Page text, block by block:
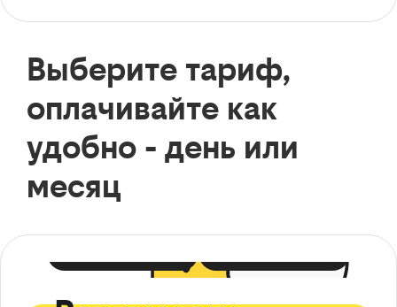
Выберите тариф,
оплачивайте как
удобно - день или
месяц